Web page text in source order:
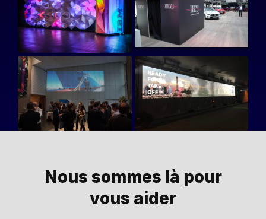
Nous sommes là pour
vous aider